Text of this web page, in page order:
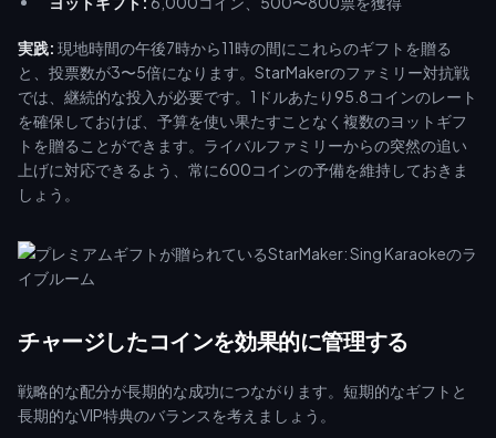
実践: 現地時間の午後7時から11時の間にこれらのギフトを贈る
と、投票数が3〜5倍になります。StarMakerのファミリー対抗戦
では、継続的な投入が必要です。1ドルあたり95.8コインのレート
を確保しておけば、予算を使い果たすことなく複数のヨットギフ
トを贈ることができます。ライバルファミリーからの突然の追い
上げに対応できるよう、常に600コインの予備を維持しておきま
しょう。
チャージしたコインを効果的に管理する
戦略的な配分が長期的な成功につながります。短期的なギフトと
長期的なVIP特典のバランスを考えましょう。